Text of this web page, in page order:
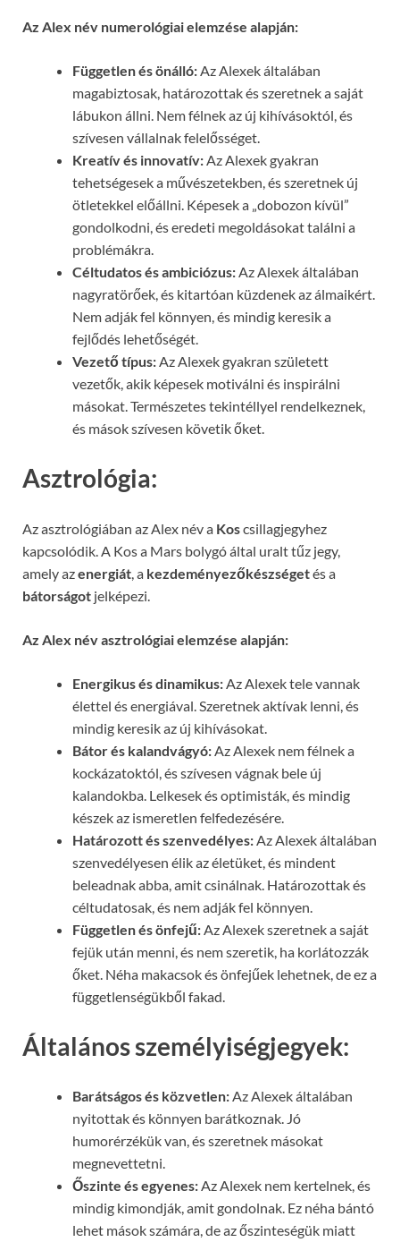
Az Alex név numerológiai elemzése alapján:
Független és önálló:Az Alexek általában
magabiztosak, határozottak és szeretnek a saját
lábukon állni. Nem félnek az új kihívásoktól, és
szívesen vállalnak felelősséget.
Kreatív és innovatív:Az Alexek gyakran
tehetségesek a művészetekben, és szeretnek új
ötletekkel előállni. Képesek a „dobozon kívül”
gondolkodni, és eredeti megoldásokat találni a
problémákra.
Céltudatos és ambiciózus:Az Alexek általában
nagyratörőek, és kitartóan küzdenek az álmaikért.
Nem adják fel könnyen, és mindig keresik a
fejlődés lehetőségét.
Vezető típus:Az Alexek gyakran született
vezetők, akik képesek motiválni és inspirálni
másokat. Természetes tekintéllyel rendelkeznek,
és mások szívesen követik őket.
Asztrológia:
Az asztrológiában az Alex név a Koscsillagjegyhez
kapcsolódik. A Kos a Mars bolygó által uralt tűz jegy,
amely azenergiát , a kezdeményezőkészségetés a
bátorságot jelképezi.
Az Alex név asztrológiai elemzése alapján:
Energikus és dinamikus: Az Alexek tele vannak
élettel és energiával. Szeretnek aktívak lenni, és
mindig keresik az új kihívásokat.
Bátor és kalandvágyó: Az Alexek nem félnek a
kockázatoktól, és szívesen vágnak bele új
kalandokba. Lelkesek és optimisták, és mindig
készek az ismeretlen felfedezésére.
Határozott és szenvedélyes: Az Alexek általában
szenvedélyesen élik az életüket, és mindent
beleadnak abba, amit csinálnak. Határozottak és
céltudatosak, és nem adják fel könnyen.
Független és önfejű: Az Alexek szeretnek a saját
fejük után menni, és nem szeretik, ha korlátozzák
őket. Néha makacsok és önfejűek lehetnek, de ez a
függetlenségükből fakad.
Általános személyiségjegyek:
Barátságos és közvetlen:Az Alexek általában
nyitottak és könnyen barátkoznak. Jó
humorérzékük van, és szeretnek másokat
megnevettetni.
Őszinte és egyenes:Az Alexek nem kertelnek, és
mindig kimondják, amit gondolnak. Ez néha bántó
lehet mások számára, de az őszinteségük miatt